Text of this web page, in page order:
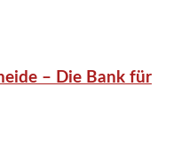
– Die Bank für